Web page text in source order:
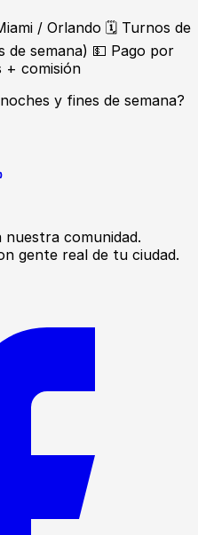
/ Orlando 🗓 Turnos de
semana) 💵 Pago por
+ comisión
y fines de semana?
comunidad.
gente real de tu ciudad.